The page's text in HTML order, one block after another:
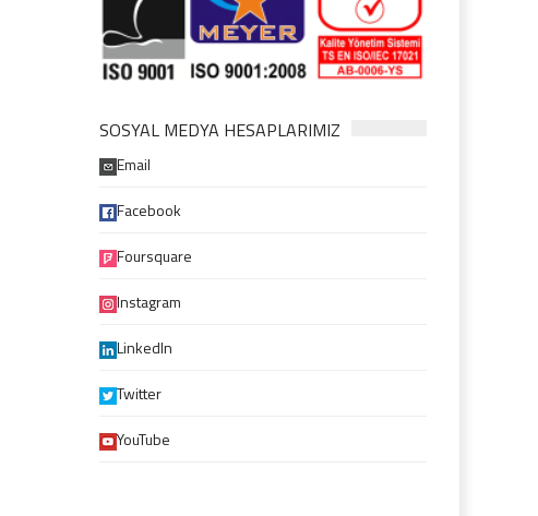
SOSYAL MEDYA HESAPLARIMIZ
Email
Facebook
Foursquare
Instagram
LinkedIn
Twitter
YouTube